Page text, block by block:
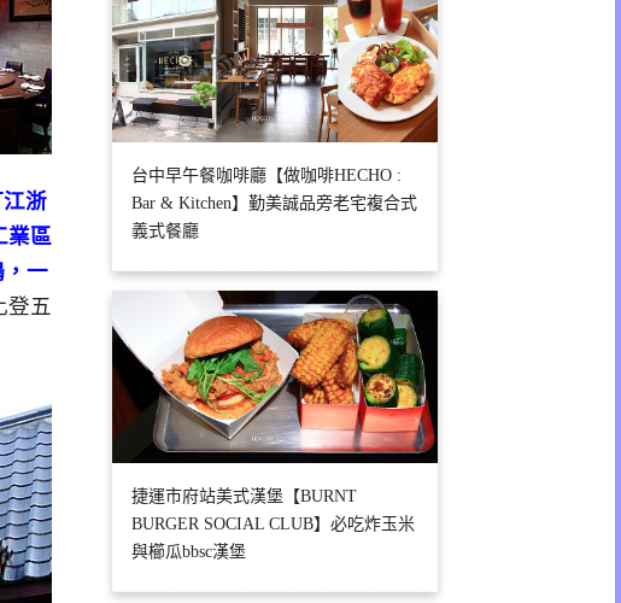
浙
業區
，一
登五
台中早午餐咖啡廳【做咖啡HECHO :
Bar & Kitchen】勤美誠品旁老宅複合式
義式餐廳
捷運市府站美式漢堡【BURNT
BURGER SOCIAL CLUB】必吃炸玉米
與櫛瓜bbsc漢堡